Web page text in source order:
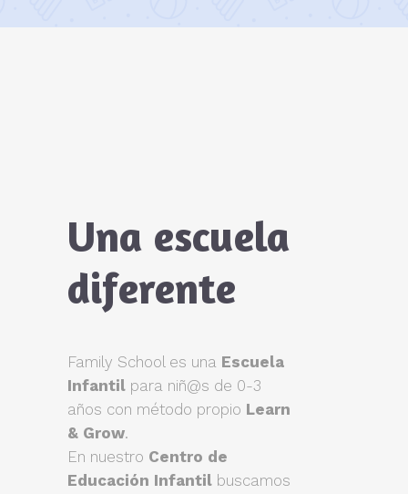
Una escuela
diferente
Family School es una Escuela
Infantil para niñ@s de 0-3
años con método propio Learn
& Grow.
En nuestro Centro de
Educación Infantil buscamos